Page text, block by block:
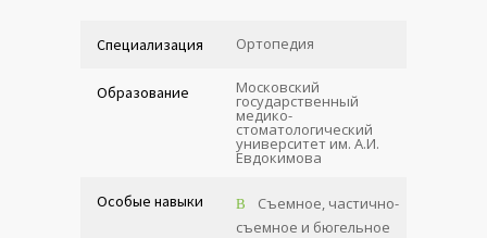
Специализация Ортопедия
Образование Московский
государственный
медико-
стоматологический
университет им. А.И.
Евдокимова
Особые навыки
Съемное, частично-
съемное и бюгельное